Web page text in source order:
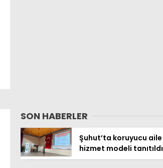
SON HABERLER
Şuhut’ta koruyucu aile
hizmet modeli tanıtıldı